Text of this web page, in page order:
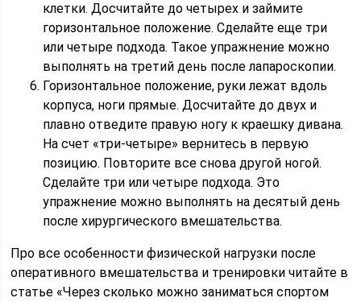
клетки. Досчитайте до четырех и займите
горизонтальное положение. Сделайте еще три
или четыре подхода. Такое упражнение можно
выполнять на третий день после лапароскопии.
Горизонтальное положение, руки лежат вдоль
корпуса, ноги прямые. Досчитайте до двух и
плавно отведите правую ногу к краешку дивана.
На счет «три-четыре» вернитесь в первую
позицию. Повторите все снова другой ногой.
Сделайте три или четыре подхода. Это
упражнение можно выполнять на десятый день
после хирургического вмешательства.
Про все особенности физической нагрузки после
оперативного вмешательства и тренировки читайте в
статье «Через сколько можно заниматься спортом